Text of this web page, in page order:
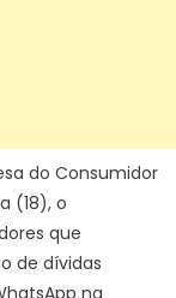
do Consumidor
(18), o
que
de dívidas
na